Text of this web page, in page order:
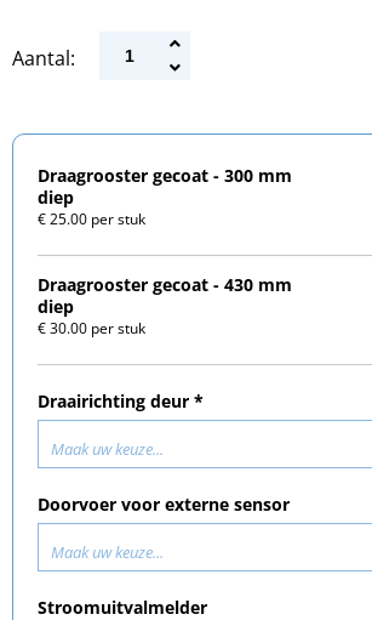
Aantal:
Draagrooster gecoat - 300 mm
diep
€ 25.00 per stuk
Draagrooster gecoat - 430 mm
diep
€ 30.00 per stuk
Draairichting deur *
Maak uw keuze...
Doorvoer voor externe sensor
Maak uw keuze...
Stroomuitvalmelder